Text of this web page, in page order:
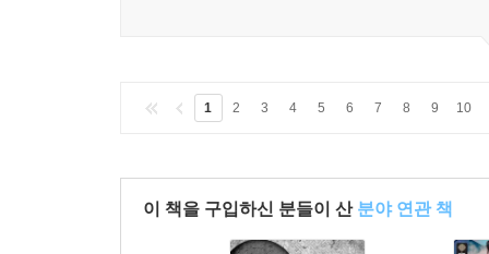
1 2 3 4 5 6 7 8 9 10
이 책을 구입하신 분들이 산 분야 연관 책